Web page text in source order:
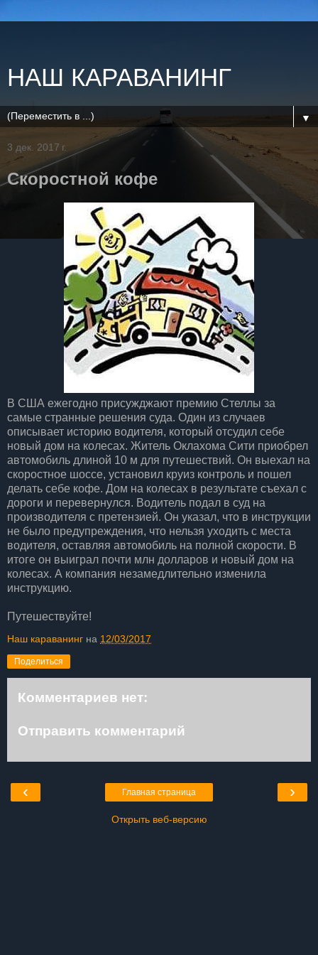
НАШ КАРАВАНИНГ
▼
3 дек. 2017 г.
Скоростной кофе
В США ежегодно присужджают премию Стеллы за
самые странные решения суда. Один из случаев
описывает историю водителя, который отсудил себе
новый дом на колесах. Житель Оклахома Сити приобрел
автомобиль длиной 10 м для путешествий. Он выехал на
скоростное шоссе, установил круиз контроль и пошел
делать себе кофе. Дом на колесах в результате съехал с
дороги и перевернулся. Водитель подал в суд на
производителя с претензией. Он указал, что в инструкции
не было предупреждения, что нельзя уходить с места
водителя, оставляя автомобиль на полной скорости. В
итоге он выиграл почти млн долларов и новый дом на
колесах. А компания незамедлительно изменила
инструкцию.
Путешествуйте!
Наш караванинг на 12/03/2017
Поделиться
Комментариев нет:
Отправить комментарий
‹ ›
Главная страница
Открыть веб-версию